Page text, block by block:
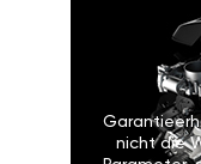
nicht die